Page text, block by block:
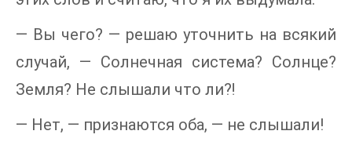
— Вы чего? — решаю уточнить на всякий
случай, — Солнечная система? Солнце?
Земля? Не слышали что ли⁈
— Нет, — признаются оба, — не слышали!